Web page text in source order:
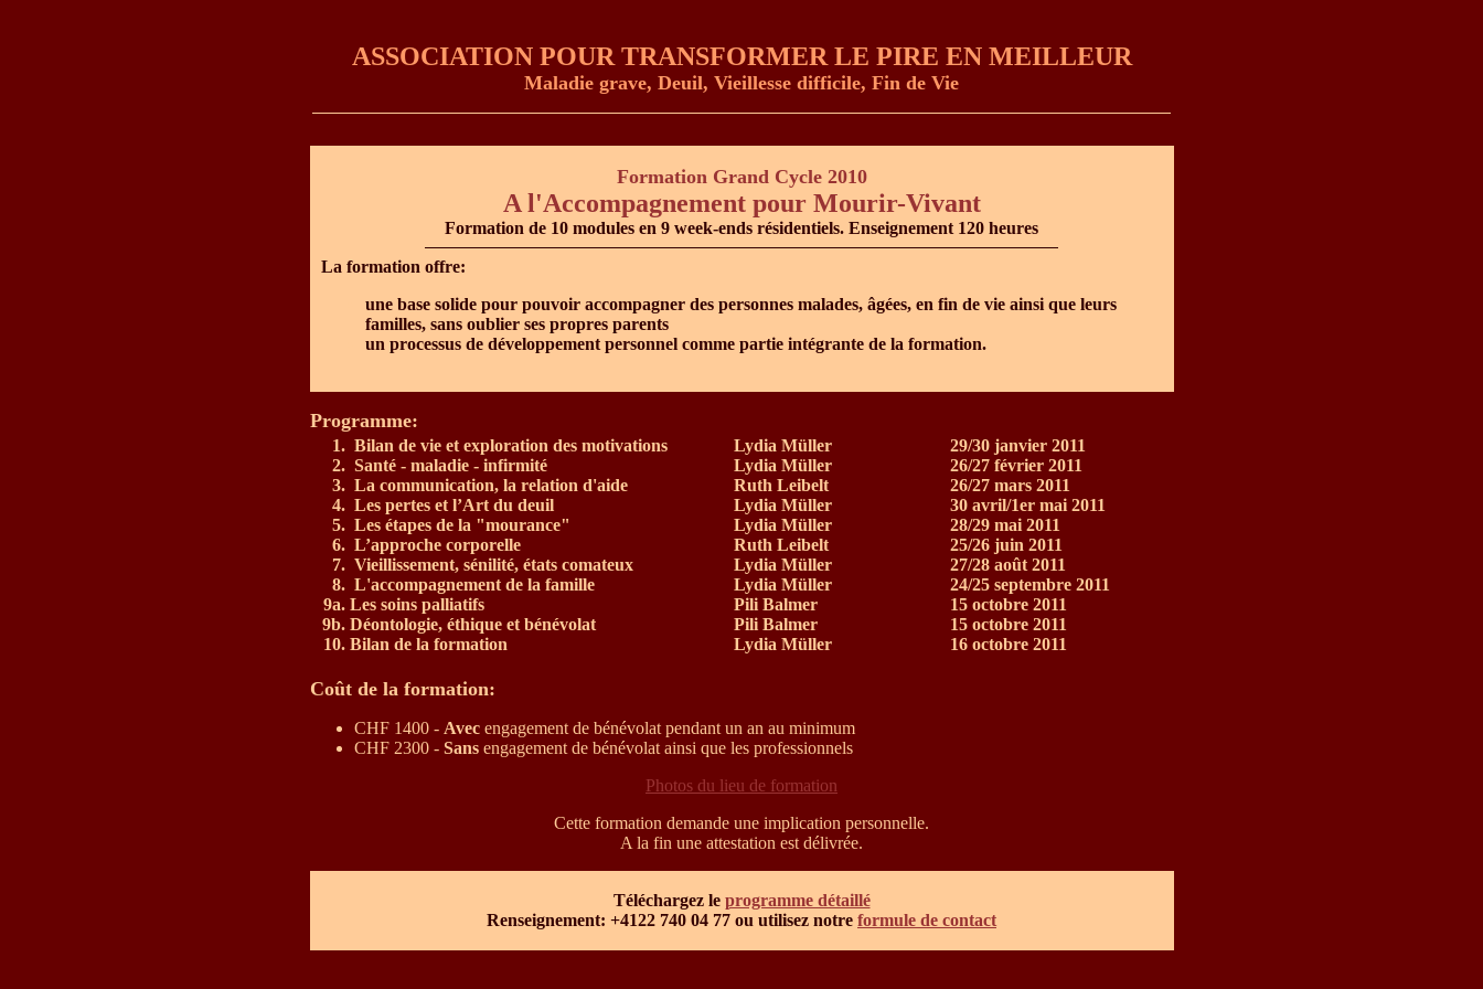
ASSOCIATION POUR TRANSFORMER LE PIRE EN MEILLEUR
Maladie grave, Deuil, Vieillesse difficile, Fin de Vie
Formation Grand Cycle 2010
A l'Accompagnement pour Mourir-Vivant
Formation de 10 modules en 9 week-ends résidentiels. Enseignement 120 heures
La formation offre:
une base solide pour pouvoir accompagner des personnes malades, âgées, en fin de vie ainsi que leurs
familles, sans oublier ses propres parents
un processus de développement personnel comme partie intégrante de la formation.
Programme:
1.
2.
3.
4.
5.
6.
7.
8.
9a.
9b.
10.
Bilan de vie et exploration des motivations
Santé - maladie - infirmité
La communication, la relation d'aide
Les pertes et l’Art du deuil
Les étapes de la "mourance"
L’approche corporelle
Vieillissement, sénilité, états comateux
L'accompagnement de la famille
Les soins palliatifs
Déontologie, éthique et bénévolat
Bilan de la formation
Lydia Müller
Lydia Müller
Ruth Leibelt
Lydia Müller
Lydia Müller
Ruth Leibelt
Lydia Müller
Lydia Müller
Pili Balmer
Pili Balmer
Lydia Müller
29/30 janvier 2011
26/27 février 2011
26/27 mars 2011
30 avril/1er mai 2011
28/29 mai 2011
25/26 juin 2011
27/28 août 2011
24/25 septembre 2011
15 octobre 2011
15 octobre 2011
16 octobre 2011
Coût de la formation:
CHF 1400 - Avecengagement de bénévolat pendant un an au minimum
CHF 2300 - Sansengagement de bénévolat ainsi que les professionnels
Photos du lieu de formation
Cette formation demande une implication personnelle.
A la fin une attestation est délivrée.
Téléchargez le programme détaillé
Renseignement: +4122 740 04 77 ou utilisez notre formule de contact